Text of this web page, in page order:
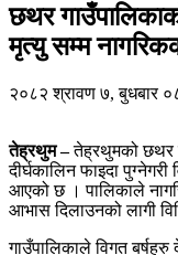
छथर
मृत्यु सम्म
२०८२ श्रावण ७, बुधबार
तेह्रथुम –तेह्रथुमको छथर
दीर्घकालिन फाइदा
आएको छ । पालिकाले
आभास दिलाउनको लागी
गाउँपालिकाले विगत